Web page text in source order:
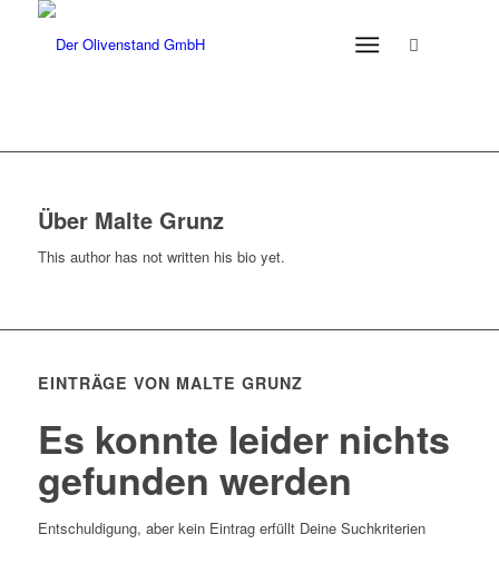
Über Malte Grunz
This author has not written his bio yet.
EINTRÄGE VON MALTE GRUNZ
Es konnte leider nichts
gefunden werden
Entschuldigung, aber kein Eintrag erfüllt Deine Suchkriterien